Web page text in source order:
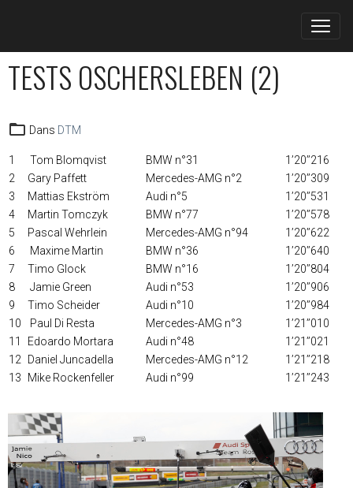
TESTS OSCHERSLEBEN (2)
Dans DTM
1 Tom Blomqvist BMW n°31
1’20’’216
2
Gary Paffett Mercedes-AMG n°2
1’20’’309
3
Mattias Ekström Audi n°5
1’20’’531
4
Martin Tomczyk BMW n°77
1’20’’578
5
Pascal Wehrlein Mercedes-AMG n°94
1’20’’622
6
Maxime Martin BMW n°36
1’20’’640
7
Timo Glock BMW n°16
1’20’’804
8
Jamie Green Audi n°53
1’20’’906
9
Timo Scheider Audi n°10
1’20’’984
10
Paul Di Resta Mercedes-AMG n°3
1’21’’010
11
Edoardo Mortara Audi n°48
1’21’’021
12
Daniel Juncadella Mercedes-AMG n°12
1’21’’218
13
Mike Rockenfeller Audi n°99 1’21’’243